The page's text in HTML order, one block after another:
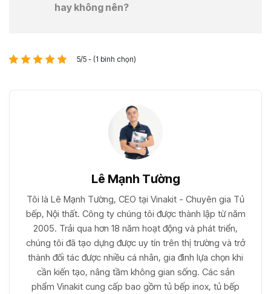
hay không nên?
5/5 - (1 bình chọn)
Lê Mạnh Tường
Tôi là Lê Mạnh Tường, CEO tại Vinakit - Chuyên gia Tủ
bếp, Nội thất. Công ty chúng tôi được thành lập từ năm
2005. Trải qua hơn 18 năm hoạt động và phát triển,
chúng tôi đã tạo dựng được uy tín trên thị trường và trở
thành đối tác được nhiều cá nhân, gia đình lựa chọn khi
cần kiến tạo, nâng tầm không gian sống. Các sản
phẩm Vinakit cung cấp bao gồm tủ bếp inox, tủ bếp